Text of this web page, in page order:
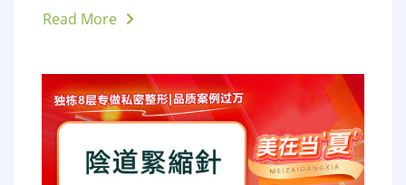
Read More